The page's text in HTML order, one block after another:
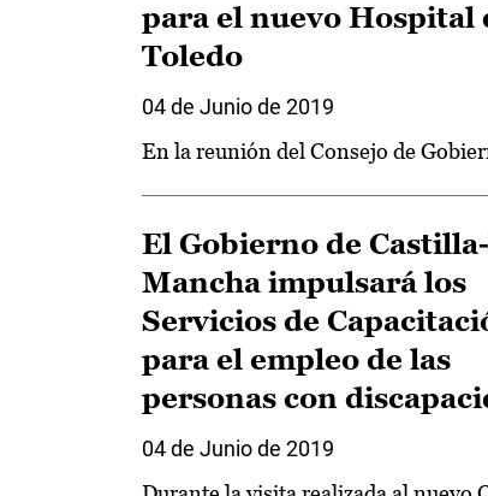
para el nuevo Hospital
Toledo
04 de Junio de 2019
En la reunión del Consejo de
El Gobierno de
Mancha impulsará los
Servicios de
para el empleo de las
personas con
04 de Junio de 2019